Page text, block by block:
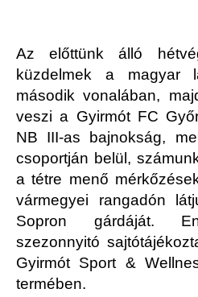
Az előttünk álló
küzdelmek a magyar
második vonalában,
veszi a Gyirmót FC
NB III-as bajnokság,
csoportján belül,
a tétre menő
vármegyei rangadón
Sopron gárdáját.
szezonnyitó
Gyirmót Sport &
termében.